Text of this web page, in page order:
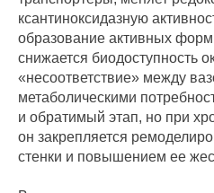
ксантиноксидазную
образование активных форм
снижается биодоступность
«несоответствие» между
метаболическими
и обратимый этап, но при
он закрепляется
стенки и повышением ее